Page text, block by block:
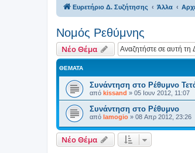
Ευρετήριο Δ. Συζήτησης Άλλα
Νομός Ρεθύμνης‎
Νέο Θέμα
ΘΈΜΑΤΑ
Συνάντηση στο Ρέθυμνο
από kissand » 05 Ιουν 2012, 11:07
Συνάντηση στο Ρέθυμνο
από lamogio » 08 Απρ 2012, 23:26
Νέο Θέμα